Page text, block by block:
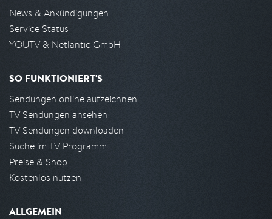
News & Ankündigungen
Service Status
YOUTV & Netlantic GmbH
SO FUNKTIONIERT'S
Sendungen online aufzeichnen
TV Sendungen ansehen
TV Sendungen downloaden
Suche im TV Programm
Preise & Shop
Kostenlos nutzen
ALLGEMEIN